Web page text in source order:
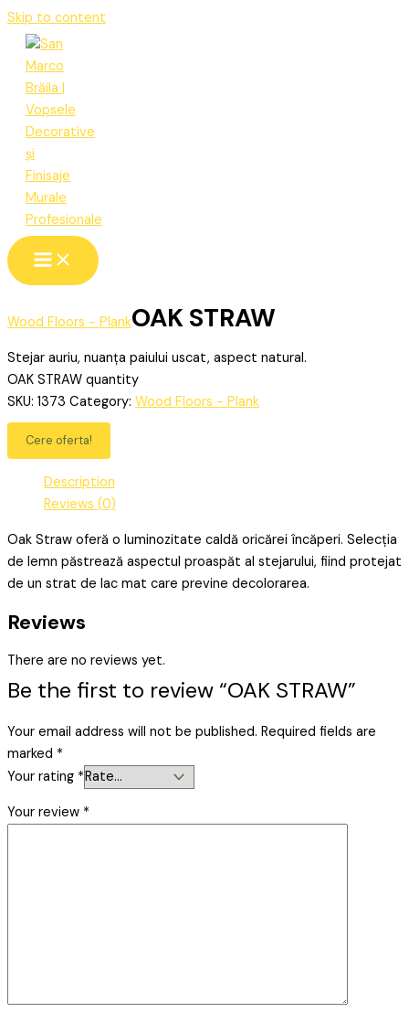
Skip to content
Wood Floors - PlankOAK STRAW
Stejar auriu, nuanța paiului uscat, aspect natural.
OAK STRAW quantity
SKU: 1373 Category: Wood Floors - Plank
Cere oferta!
Description
Reviews (0)
Oak Straw oferă o luminozitate caldă oricărei încăperi. Selecția
de lemn păstrează aspectul proaspăt al stejarului, fiind protejat
de un strat de lac mat care previne decolorarea.
Reviews
There are no reviews yet.
Be the first to review “OAK STRAW”
Your email address will not be published. Required fields are
marked *
Your rating *
Your review *